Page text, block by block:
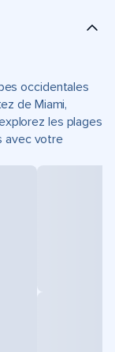
occidentales
de Miami,
les plages
avec votre